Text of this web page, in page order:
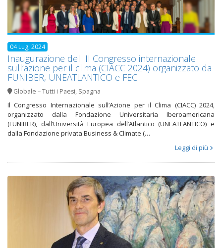
04 Lug, 2024
Inaugurazione del III Congresso internazionale
sull’azione per il clima (CIACC 2024) organizzato da
FUNIBER, UNEATLANTICO e FEC
Globale – Tutti i Paesi, Spagna
Il Congresso Internazionale sull’Azione per il Clima (CIACC) 2024,
organizzato dalla Fondazione Universitaria Iberoamericana
(FUNIBER), dall’Università Europea dell’Atlantico (UNEATLANTICO) e
dalla Fondazione privata Business & Climate (…
Leggi di più